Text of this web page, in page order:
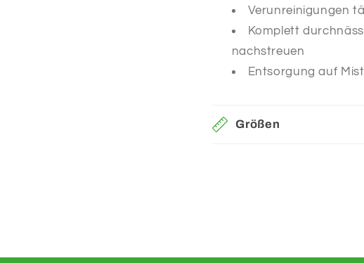
Verunreinigungen
Komplett
nachstreuen
Entsorgung auf
Größen